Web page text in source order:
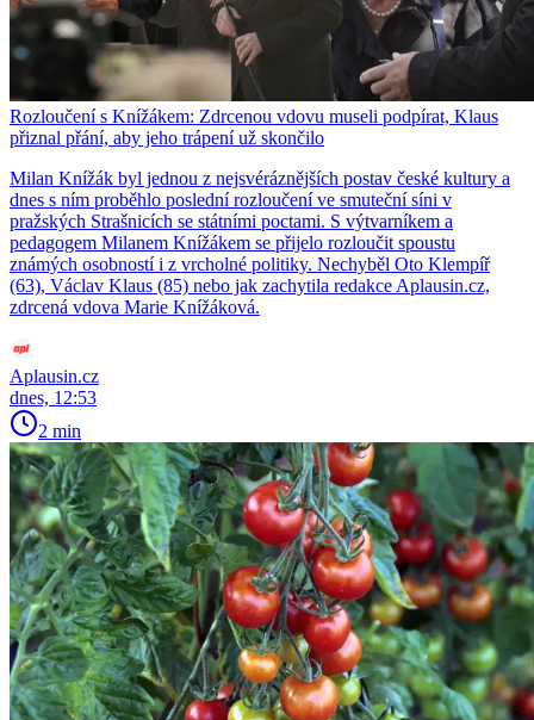
Rozloučení s Knížákem: Zdrcenou vdovu museli podpírat, Klaus
přiznal přání, aby jeho trápení už skončilo
Milan Knížák byl jednou z nejsvéráznějších postav české kultury a
dnes s ním proběhlo poslední rozloučení ve smuteční síni v
pražských Strašnicích se státními poctami. S výtvarníkem a
pedagogem Milanem Knížákem se přijelo rozloučit spoustu
známých osobností i z vrcholné politiky. Nechyběl Oto Klempíř
(63), Václav Klaus (85) nebo jak zachytila redakce Aplausin.cz,
zdrcená vdova Marie Knížáková.
Aplausin.cz
dnes, 12:53
2 min